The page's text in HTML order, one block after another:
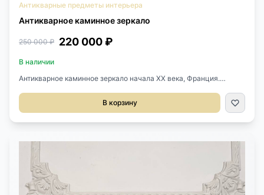
Антикварные предметы интерьера
Антикварное каминное зеркало
250 000 ₽ 220 000 ₽
В наличии
Антикварное каминное зеркало начала XX века, Франция.
зеркальное полотно с фацетом. Размер 88х159h см.
В корзину